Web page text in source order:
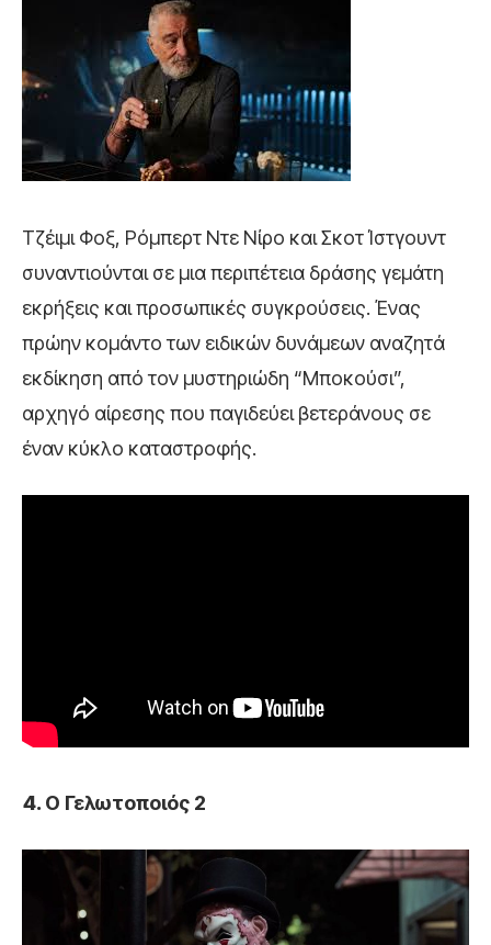
Τζέιμι Φοξ, Ρόμπερτ Ντε Νίρο και Σκοτ Ίστγουντ
συναντιούνται σε μια περιπέτεια δράσης γεμάτη
εκρήξεις και προσωπικές συγκρούσεις. Ένας
πρώην κομάντο των ειδικών δυνάμεων αναζητά
εκδίκηση από τον μυστηριώδη “Μποκούσι”,
αρχηγό αίρεσης που παγιδεύει βετεράνους σε
έναν κύκλο καταστροφής.
Ο Γελωτοποιός 2